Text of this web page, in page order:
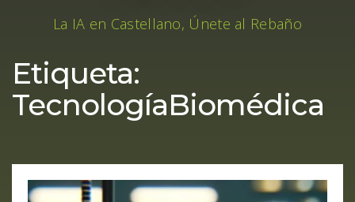
La IA en Castellano, Únete al Rebaño
Etiqueta:
TecnologíaBiomédica